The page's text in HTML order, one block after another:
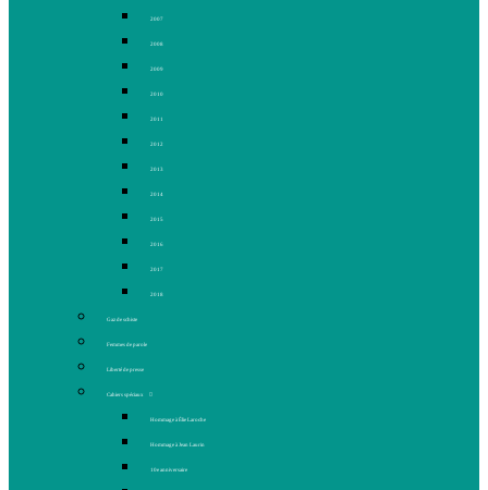
2007
2008
2009
2010
2011
2012
2013
2014
2015
2016
2017
2018
Gaz de schiste
Femmes de parole
Liberté de presse
Cahiers spéciaux
Hommage à Élie Laroche
Hommage à Jean Laurin
10e anniversaire